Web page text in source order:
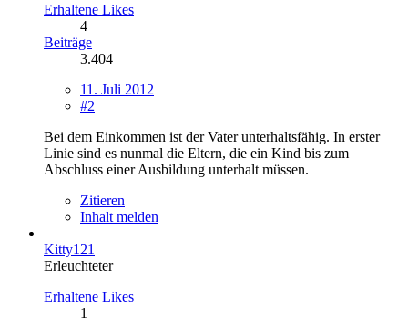
Erhaltene Likes
4
Beiträge
3.404
11. Juli 2012
#2
Bei dem Einkommen ist der Vater unterhaltsfähig. In erster
Linie sind es nunmal die Eltern, die ein Kind bis zum
Abschluss einer Ausbildung unterhalt müssen.
Zitieren
Inhalt melden
Kitty121
Erleuchteter
Erhaltene Likes
1